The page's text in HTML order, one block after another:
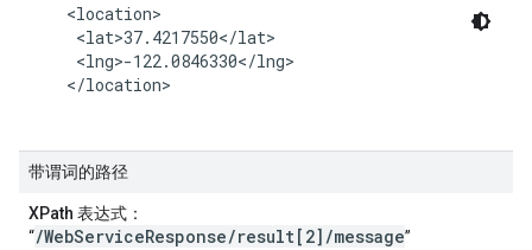
    <location>
     <lat>37.4217550</lat>
     <lng>-122.0846330</lng>
    </location>
带谓词的路径
XPath 表达式 ：
“/WebServiceResponse/result[2]/message”